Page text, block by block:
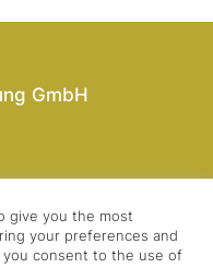
GmbH
give you the most
your preferences and
you consent to the use of